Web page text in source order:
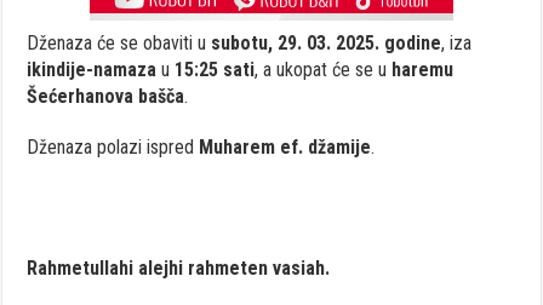
Dženaza će se obaviti u subotu, 29. 03. 2025. godine, iza
ikindije-namaza u 15:25 sati, a ukopat će se u haremu
Šećerhanova bašča.
Dženaza polazi ispred Muharem ef. džamije.
Rahmetullahi alejhi rahmeten vasiah.